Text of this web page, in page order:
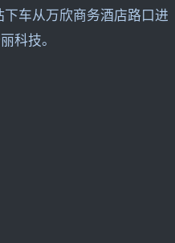
车从万欣商务酒店路口进
科技。